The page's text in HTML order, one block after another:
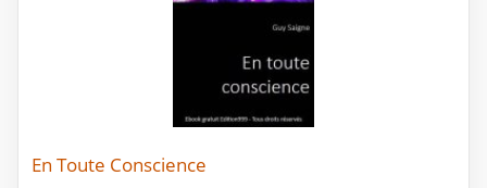
En Toute Conscience